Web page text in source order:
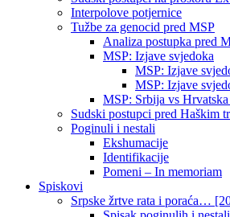
Interpolove potjernice
Tužbe za genocid pred MSP
Analiza postupka pred
MSP: Izjave svjedoka
MSP: Izjave
MSP: Izjave
MSP: Srbija vs
Sudski postupci pred Haškim
Poginuli i nestali
Ekshumacije
Identifikacije
Pomeni – In memoriam
Spiskovi
Srpske žrtve rata i poraća…